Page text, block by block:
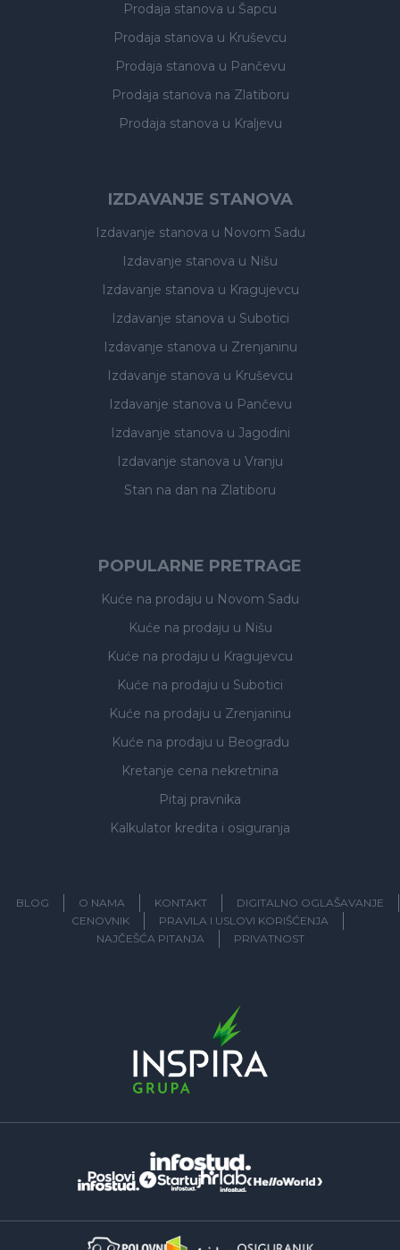
Prodaja stanova u Šapcu
Prodaja stanova u Kruševcu
Prodaja stanova u Pančevu
Prodaja stanova na Zlatiboru
Prodaja stanova u Kraljevu
IZDAVANJE STANOVA
Izdavanje stanova u Novom Sadu
Izdavanje stanova u Nišu
Izdavanje stanova u Kragujevcu
Izdavanje stanova u Subotici
Izdavanje stanova u Zrenjaninu
Izdavanje stanova u Kruševcu
Izdavanje stanova u Pančevu
Izdavanje stanova u Jagodini
Izdavanje stanova u Vranju
Stan na dan na Zlatiboru
POPULARNE PRETRAGE
Kuće na prodaju u Novom Sadu
Kuće na prodaju u Nišu
Kuće na prodaju u Kragujevcu
Kuće na prodaju u Subotici
Kuće na prodaju u Zrenjaninu
Kuće na prodaju u Beogradu
Kretanje cena nekretnina
Pitaj pravnika
Kalkulator kredita i osiguranja
BLOG O NAMA KONTAKT
DIGITALNO OGLAŠAVANJE
CENOVNIK
PRAVILA I USLOVI KORIŠĆENJA
NAJČEŠĆA PITANJA
PRIVATNOST